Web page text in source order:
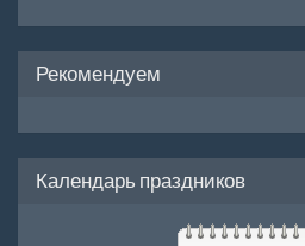
Рекомендуем
Календарь праздников